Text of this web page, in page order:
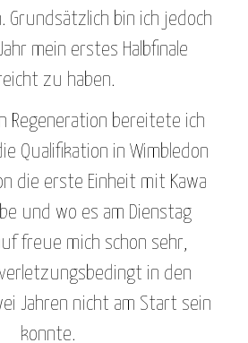
Grundsätzlich bin ich jedoch
mein erstes Halbfinale
zu haben.
Regeneration bereitete ich
Qualifikation in Wimbledon
die erste Einheit mit Kawa
und wo es am Dienstag
freue mich schon sehr,
in den
Jahren nicht am Start sein
konnte.